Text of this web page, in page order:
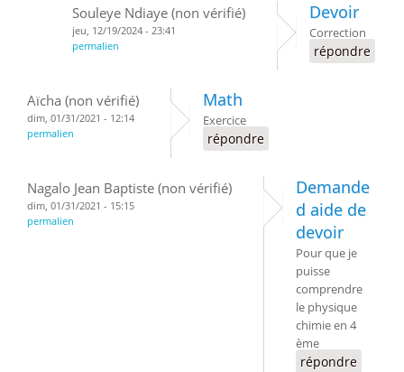
Souleye Ndiaye (non vérifié)
jeu, 12/19/2024 - 23:41
permalien
Devoir
Correction
répondre
Aïcha (non vérifié)
dim, 01/31/2021 - 12:14
permalien
Math
Exercice
répondre
Nagalo Jean Baptiste (non vérifié)
dim, 01/31/2021 - 15:15
permalien
Demande
d aide de
devoir
Pour que je
puisse
comprendre
le physique
chimie en 4
ème
répondre